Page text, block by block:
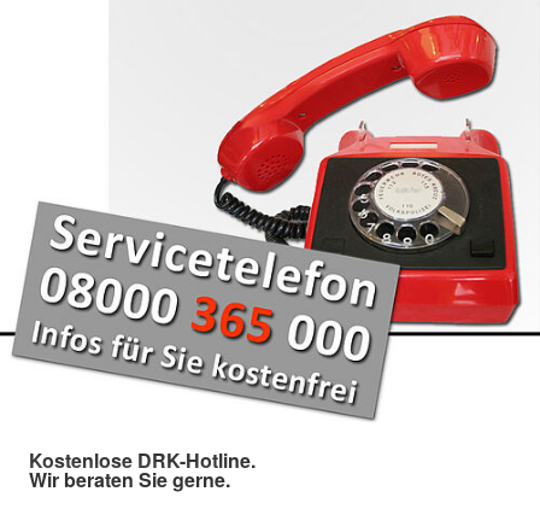
Kostenlose DRK-Hotline.
Wir beraten Sie gerne.